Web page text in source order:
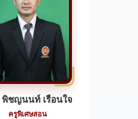
พิชญนนท์ เรือนใจ
ครูพิเศษสอน